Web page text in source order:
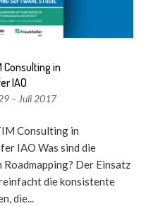
Consulting in
IAO
– Juli 2017
Consulting in
IAO Was sind die
Der Einsatz
die konsistente
die...